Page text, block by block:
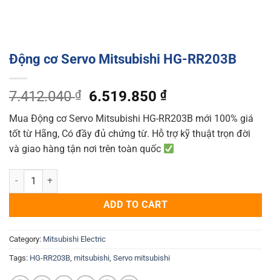
Động cơ Servo Mitsubishi HG-RR203B
7.412.040₫
Original
price
was:
7.412.040 ₫.
6.519.850₫Current
price
is:
6.519.850 ₫.
Mua Động cơ Servo Mitsubishi HG-RR203B mới 100% giá
tốt từ Hãng, Có đầy đủ chứng từ. Hỗ trợ kỹ thuật trọn đời
và giao hàng tận nơi trên toàn quốc
Động cơ Servo Mitsubishi HG-RR203B quantity
ADD TO CART
Category: Mitsubishi Electric
Tags: HG-RR203B mitsubishi Servo mitsubishi